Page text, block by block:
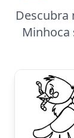
Descubra
Minhoca